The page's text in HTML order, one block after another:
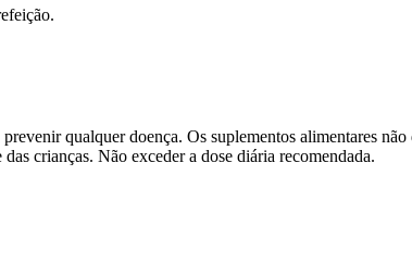
qualquer doença. Os suplementos alimentares
crianças. Não exceder a dose diária recomendada.